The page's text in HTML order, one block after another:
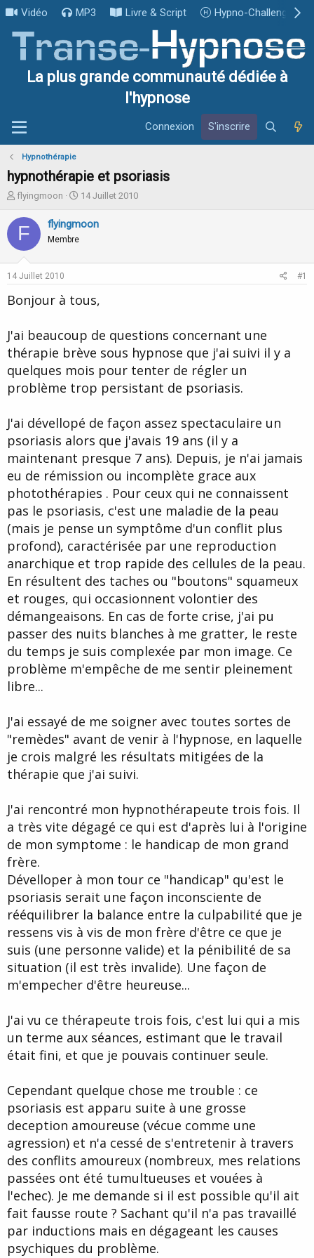
Vidéo MP3 Livre & Script Hypno-Challenge
La plus grande communauté dédiée à
l'hypnose
Connexion S'inscrire
Hypnothérapie
hypnothérapie et psoriasis
I
i
u
e
a
d
i
u
s
i
o
flyingmoon
D
t
b
14 Juillet 2010
F flyingmoon
Membre
14 Juillet 2010 #1
Bonjour à tous,
J'ai beaucoup de questions concernant une
thérapie brève sous hypnose que j'ai suivi il y a
quelques mois pour tenter de régler un
problème trop persistant de psoriasis.
J'ai dévellopé de façon assez spectaculaire un
psoriasis alors que j'avais 19 ans (il y a
maintenant presque 7 ans). Depuis, je n'ai jamais
eu de rémission ou incomplète grace aux
photothérapies . Pour ceux qui ne connaissent
pas le psoriasis, c'est une maladie de la peau
(mais je pense un symptôme d'un conflit plus
profond), caractérisée par une reproduction
anarchique et trop rapide des cellules de la peau.
En résultent des taches ou "boutons" squameux
et rouges, qui occasionnent volontier des
démangeaisons. En cas de forte crise, j'ai pu
passer des nuits blanches à me gratter, le reste
du temps je suis complexée par mon image. Ce
problème m'empêche de me sentir pleinement
libre...
J'ai essayé de me soigner avec toutes sortes de
"remèdes" avant de venir à l'hypnose, en laquelle
je crois malgré les résultats mitigées de la
thérapie que j'ai suivi.
J'ai rencontré mon hypnothérapeute trois fois. Il
a très vite dégagé ce qui est d'après lui à l'origine
de mon symptome : le handicap de mon grand
frère.
Dévelloper à mon tour ce "handicap" qu'est le
psoriasis serait une façon inconsciente de
rééquilibrer la balance entre la culpabilité que je
ressens vis à vis de mon frère d'être ce que je
suis (une personne valide) et la pénibilité de sa
situation (il est très invalide). Une façon de
m'empecher d'être heureuse...
J'ai vu ce thérapeute trois fois, c'est lui qui a mis
un terme aux séances, estimant que le travail
était fini, et que je pouvais continuer seule.
Cependant quelque chose me trouble : ce
psoriasis est apparu suite à une grosse
deception amoureuse (vécue comme une
agression) et n'a cessé de s'entretenir à travers
des conflits amoureux (nombreux, mes relations
passées ont été tumultueuses et vouées à
l'echec). Je me demande si il est possible qu'il ait
fait fausse route ? Sachant qu'il n'a pas travaillé
par inductions mais en dégageant les causes
psychiques du problème.